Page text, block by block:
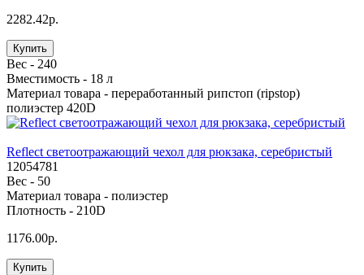
2282.42р.
Купить
Вес - 240
Вместимость - 18 л
Материал товара - переработанный рипстоп (ripstop)
полиэстер 420D
Reflect светоотражающий чехол для рюкзака, серебристый
12054781
Вес - 50
Материал товара - полиэстер
Плотность - 210D
1176.00р.
Купить